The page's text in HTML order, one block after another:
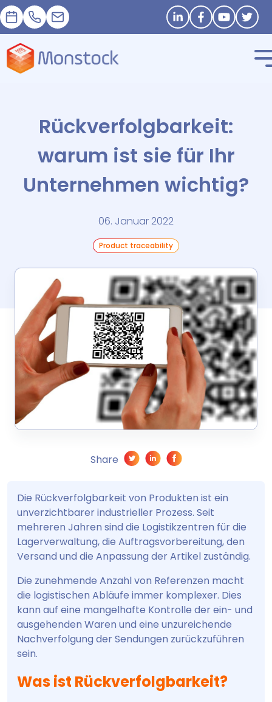
Termin+33 1 83 62 25 41
contact@monstock.net Stay in touch
Rückverfolgbarkeit:
warum ist sie für Ihr
Unternehmen wichtig?
06. Januar 2022
Product traceability
Share
Die Rückverfolgbarkeit von Produkten ist ein
unverzichtbarer industrieller Prozess. Seit
mehreren Jahren sind die Logistikzentren für die
Lagerverwaltung, die Auftragsvorbereitung, den
Versand und die Anpassung der Artikel zuständig.
Die zunehmende Anzahl von Referenzen macht
die logistischen Abläufe immer komplexer. Dies
kann auf eine mangelhafte Kontrolle der ein- und
ausgehenden Waren und eine unzureichende
Nachverfolgung der Sendungen zurückzuführen
sein.
Was ist Rückverfolgbarkeit?